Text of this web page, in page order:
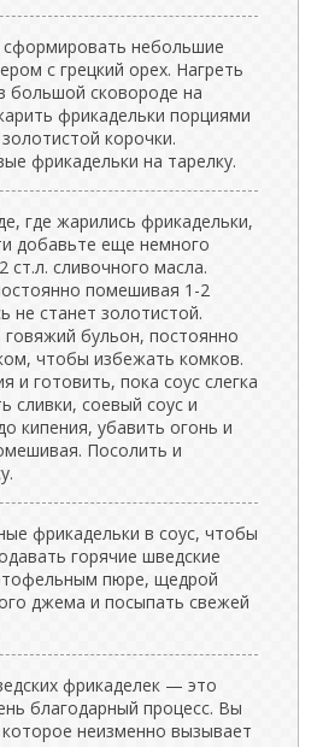
небольшие
с грецкий орех. Нагреть
большой сковороде на
фрикадельки порциями
корочки.
фрикадельки на тарелку.
где жарились фрикадельки,
добавьте еще немного
ст.л. сливочного масла.
помешивая 1-2
не станет золотистой.
бульон, постоянно
чтобы избежать комков.
и готовить, пока соус слегка
сливки, соевый соус и
кипения, убавить огонь и
Посолить и
фрикадельки в соус, чтобы
горячие шведские
пюре, щедрой
джема и посыпать свежей
фрикаделек — это
благодарный процесс. Вы
неизменно вызывает